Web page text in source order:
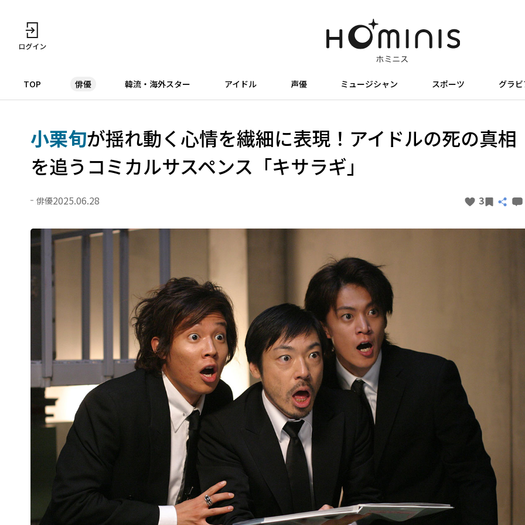
TOP 俳優 韓流・海外スター アイドル 声優 ミュージシャン スポーツ グラ
小栗旬が揺れ動く心情を繊細に表現！アイドルの死の真相
を追うコミカルサスペンス「キサラギ」
俳優2025.06.28 3